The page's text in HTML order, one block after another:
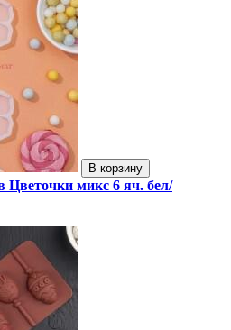
В корзину
Цветочки микс 6 яч. бел/